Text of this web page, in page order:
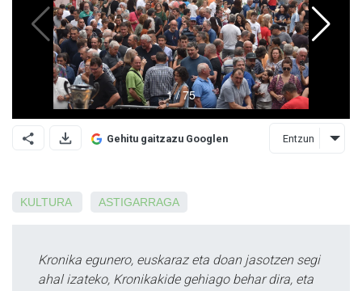
Gehitu gaitzazu Googlen Entzun
KULTURA ASTIGARRAGA
Kronika egunero, euskaraz eta doan jasotzen segi
ahal izateko, Kronikakide gehiago behar dira, eta